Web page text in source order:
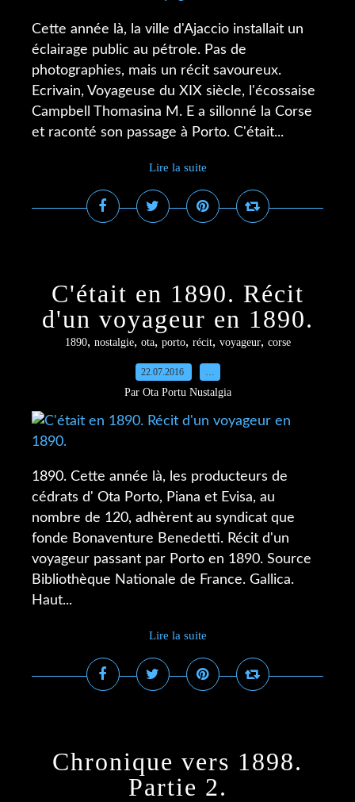
Cette année là, la ville d'Ajaccio installait un
éclairage public au pétrole. Pas de
photographies, mais un récit savoureux.
Ecrivain, Voyageuse du XIX siècle, l'écossaise
Campbell Thomasina M. E a sillonné la Corse
et raconté son passage à Porto. C'était...
Lire la suite
C'était en 1890. Récit
d'un voyageur en 1890.
1890, nostalgie, ota, porto, récit, voyageur, corse
22.07.2016 …
Par Ota Portu Nustalgia
1890. Cette année là, les producteurs de
cédrats d' Ota Porto, Piana et Evisa, au
nombre de 120, adhèrent au syndicat que
fonde Bonaventure Benedetti. Récit d'un
voyageur passant par Porto en 1890. Source
Bibliothèque Nationale de France. Gallica.
Haut...
Lire la suite
Chronique vers 1898.
Partie 2.